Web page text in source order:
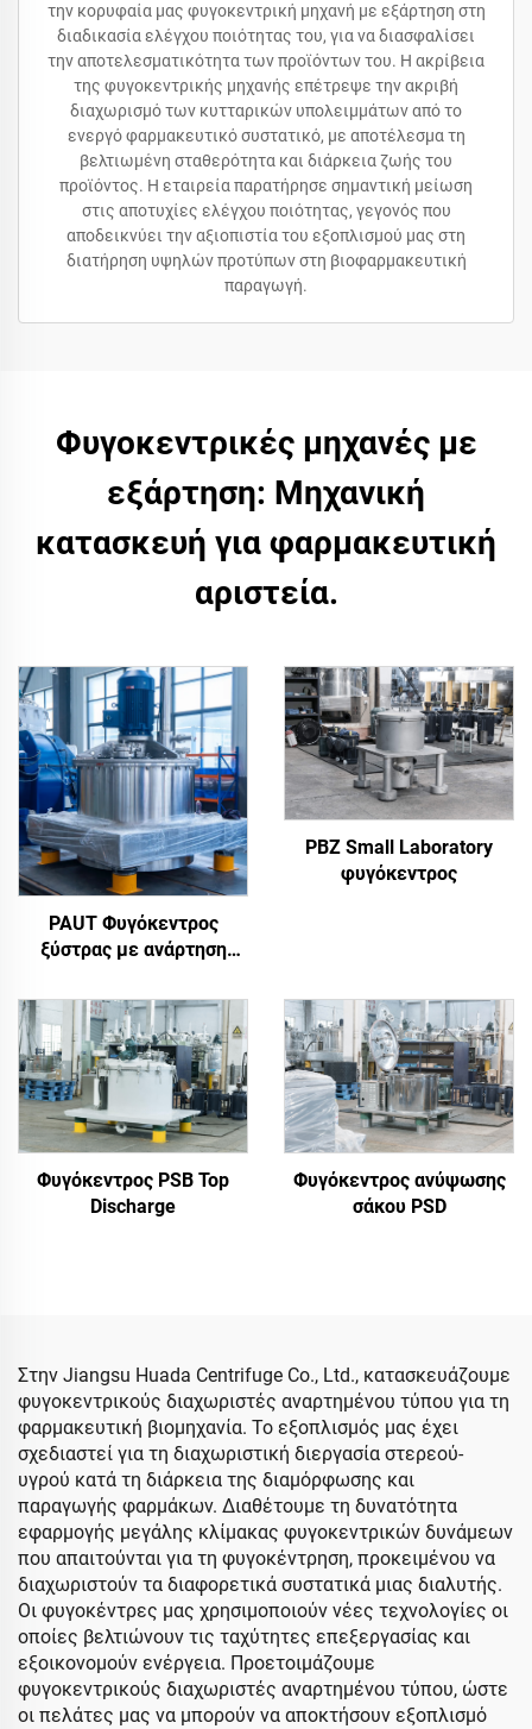
την κορυφαία μας φυγοκεντρική μηχανή με εξάρτηση στη
διαδικασία ελέγχου ποιότητας του, για να διασφαλίσει
την αποτελεσματικότητα των προϊόντων του. Η ακρίβεια
της φυγοκεντρικής μηχανής επέτρεψε την ακριβή
διαχωρισμό των κυτταρικών υπολειμμάτων από το
ενεργό φαρμακευτικό συστατικό, με αποτέλεσμα τη
βελτιωμένη σταθερότητα και διάρκεια ζωής του
προϊόντος. Η εταιρεία παρατήρησε σημαντική μείωση
στις αποτυχίες ελέγχου ποιότητας, γεγονός που
αποδεικνύει την αξιοπιστία του εξοπλισμού μας στη
διατήρηση υψηλών προτύπων στη βιοφαρμακευτική
παραγωγή.
Φυγοκεντρικές μηχανές με
εξάρτηση: Μηχανική
κατασκευή για φαρμακευτική
αριστεία.
PAUT Φυγόκεντρος
ξύστρας με ανάρτηση
PBZ Small Laboratory
φυγόκεντρος
Φυγόκεντρος PSB Top
Discharge
Φυγόκεντρος ανύψωσης
σάκου PSD
Στην Jiangsu Huada Centrifuge Co., Ltd., κατασκευάζουμε
φυγοκεντρικούς διαχωριστές αναρτημένου τύπου για τη
φαρμακευτική βιομηχανία. Το εξοπλισμός μας έχει
σχεδιαστεί για τη διαχωριστική διεργασία στερεού-
υγρού κατά τη διάρκεια της διαμόρφωσης και
παραγωγής φαρμάκων. Διαθέτουμε τη δυνατότητα
εφαρμογής μεγάλης κλίμακας φυγοκεντρικών δυνάμεων
που απαιτούνται για τη φυγοκέντρηση, προκειμένου να
διαχωριστούν τα διαφορετικά συστατικά μιας διαλυτής.
Οι φυγοκέντρες μας χρησιμοποιούν νέες τεχνολογίες οι
οποίες βελτιώνουν τις ταχύτητες επεξεργασίας και
εξοικονομούν ενέργεια. Προετοιμάζουμε
φυγοκεντρικούς διαχωριστές αναρτημένου τύπου, ώστε
οι πελάτες μας να μπορούν να αποκτήσουν εξοπλισμό